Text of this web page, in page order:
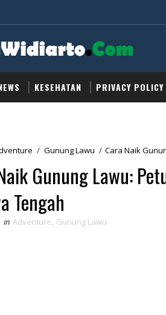
KESEHATAN PRIVACY POLICY
/ Gunung Lawu / Cara Naik
Gunung Lawu:
Tengah
in Adventure, Gunung Lawu